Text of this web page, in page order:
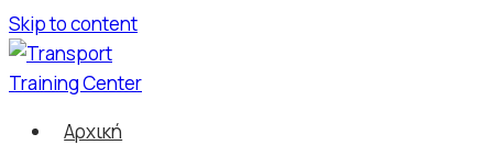
Skip to content
Αρχική